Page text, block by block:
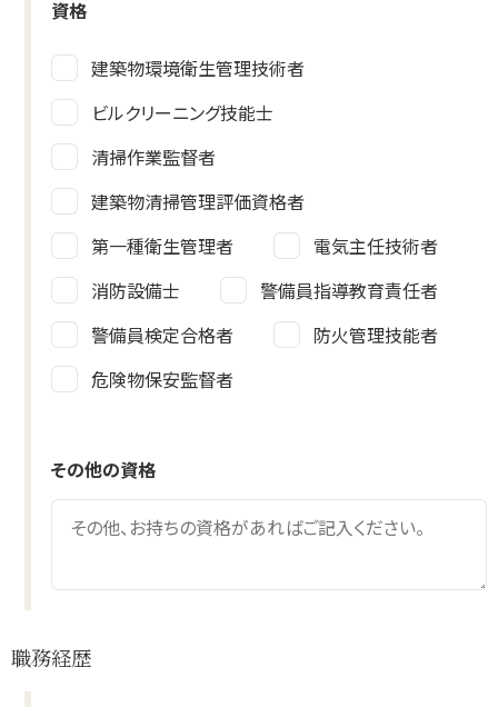
資格
建築物環境衛生管理技術者
ビルクリーニング技能士
清掃作業監督者
建築物清掃管理評価資格者
第一種衛生管理者
電気主任技術者
消防設備士
警備員指導教育責任者
警備員検定合格者
防火管理技能者
危険物保安監督者
その他の資格
職務経歴